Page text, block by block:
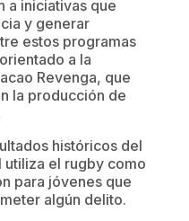
a iniciativas que
y generar
estos programas
a la
Revenga, que
la producción de
históricos del
el rugby como
para jóvenes que
algún delito.